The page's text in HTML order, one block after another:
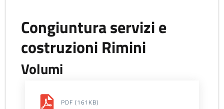
Congiuntura servizi e
costruzioni Rimini
Volumi
PDF (161KB)